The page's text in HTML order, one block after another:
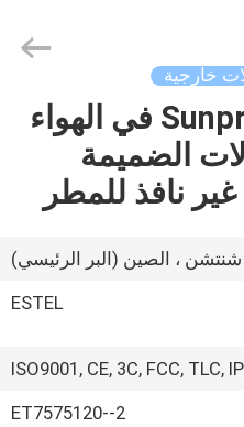
خارجية
مزدوج الباب Sunproof في الهواء
الضميمة
نافذ للمطر
شنتشن ، الصين (البر الرئيسي)
ESTEL
ISO9001, CE, 3C, FCC, TLC,
ET7575120--2